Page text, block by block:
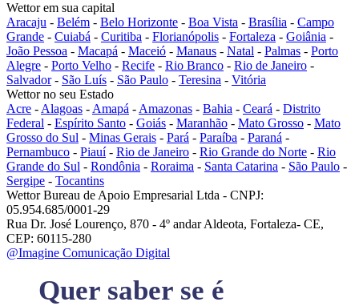
Wettor em sua capital
Aracaju - Belém - Belo Horizonte - Boa Vista - Brasília - Campo
Grande - Cuiabá - Curitiba - Florianópolis - Fortaleza - Goiânia -
João Pessoa - Macapá - Maceió - Manaus - Natal - Palmas - Porto
Alegre - Porto Velho - Recife - Rio Branco - Rio de Janeiro -
Salvador- São Luís - São Paulo - Teresina - Vitória
Wettor no seu Estado
Acre - Alagoas - Amapá - Amazonas - Bahia - Ceará - Distrito
Federal - Espírito Santo - Goiás - Maranhão - Mato Grosso - Mato
Grosso do Sul - Minas Gerais - Pará - Paraíba - Paraná -
Pernambuco - Piauí- Rio de Janeiro - Rio Grande do Norte - Rio
Grande do Sul - Rondônia - Roraima - Santa Catarina - São Paulo -
Sergipe - Tocantins
Wettor Bureau de Apoio Empresarial Ltda - CNPJ:
05.954.685/0001-29
Rua Dr. José Lourenço, 870 - 4º andar Aldeota, Fortaleza- CE,
CEP: 60115-280
@Imagine Comunicação Digital
Quer saber se é